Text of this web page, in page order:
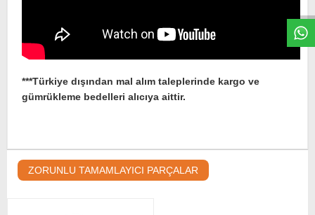
***Türkiye dışından mal alım taleplerinde kargo ve
gümrükleme bedelleri alıcıya aittir.
ZORUNLU TAMAMLAYICI PARÇALAR